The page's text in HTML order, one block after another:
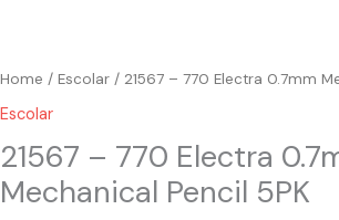
Home / Escolar / 21567 – 770 Electra 0.7mm
Escolar
21567 – 770 Electra
Mechanical Pencil 5PK